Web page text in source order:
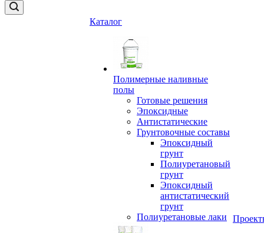
Каталог
Полимерные наливные
полы
Готовые решения
Эпоксидные
Антистатические
Грунтовочные составы
Эпоксидный
грунт
Полиуретановый
грунт
Эпоксидный
антистатический
грунт
Полиуретановые лаки